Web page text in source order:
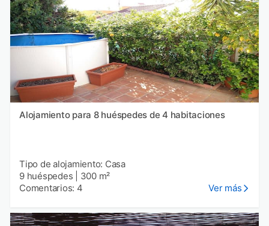
Alojamiento para 8 huéspedes de 4 habitaciones
Tipo de alojamiento: Casa
9 huéspedes
300 m²
Comentarios: 4
Ver más